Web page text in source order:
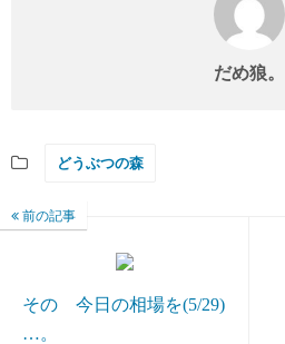
だめ狼。
どうぶつの森
前の記事
その 今日の相場を(5/29)
…。